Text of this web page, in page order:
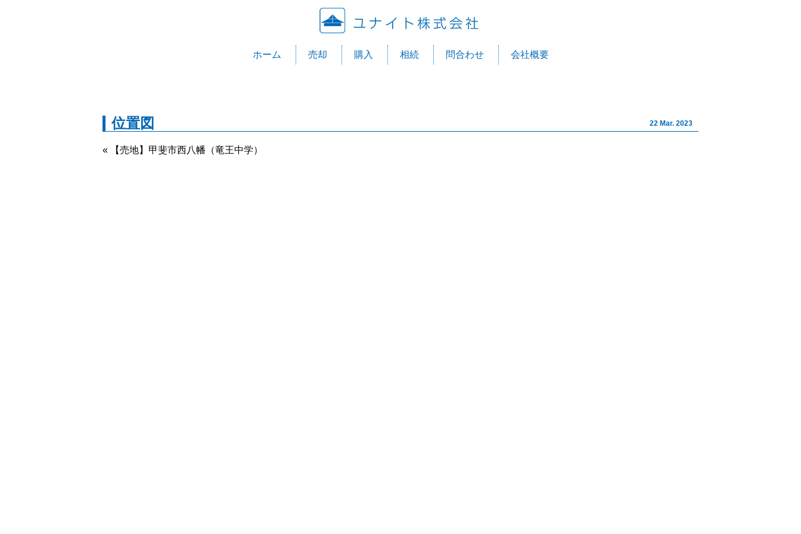
ホーム 売却 購入 相続 問合わせ 会社概要
位置図 22 Mar. 2023
« 【売地】甲斐市西八幡（竜王中学）